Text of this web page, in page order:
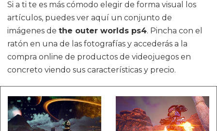
Si a ti te es más cómodo elegir de forma visual los
artículos, puedes ver aquí un conjunto de
imágenes de the outer worlds ps4. Pincha con el
ratón en una de las fotografías y accederás a la
compra online de productos de videojuegos en
concreto viendo sus características y precio.